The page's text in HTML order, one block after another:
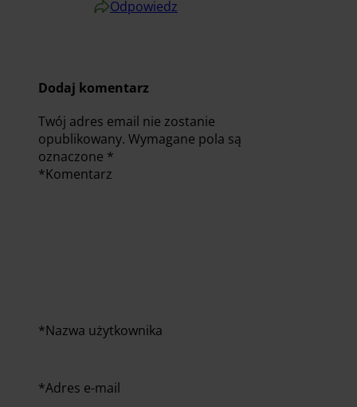
Odpowiedz
Dodaj komentarz
Twój adres email nie zostanie
opublikowany. Wymagane pola są
oznaczone *
*Komentarz
*Nazwa użytkownika
*Adres e-mail